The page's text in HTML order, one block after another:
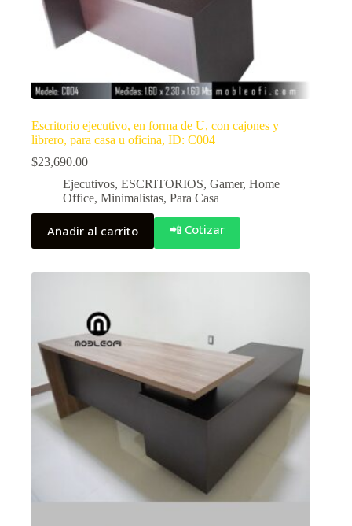
Escritorio ejecutivo, en forma de U, con cajones y
librero, para casa u oficina, ID: C004
$23,690.00
Ejecutivos, ESCRITORIOS, Gamer, Home
Office, Minimalistas, Para Casa
Añadir al carrito 📲 Cotizar